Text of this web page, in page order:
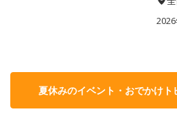
夏休みのイベント・おでかけト